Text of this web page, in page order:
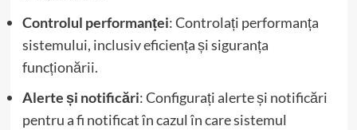
Controlul performanței: Controlați performanța
sistemului, inclusiv eficiența și siguranța
funcționării.
Alerte și notificări: Configurați alerte și notificări
pentru a fi notificat în cazul în care sistemul